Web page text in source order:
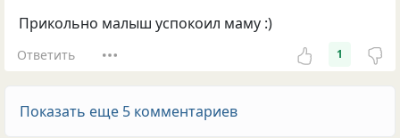
Прикольно малыш успокоил маму :)
Ответить 1
Показать еще 5 комментариев